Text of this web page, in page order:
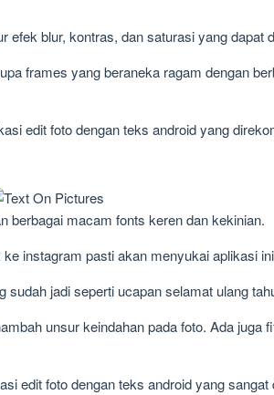
blur, kontras, dan saturasi yang dapat
frames yang beraneka ragam dengan
edit foto dengan teks android yang
berbagai macam fonts keren dan kekinian.
instagram pasti akan menyukai aplikasi
jadi seperti ucapan selamat ulang
unsur keindahan pada foto. Ada juga
edit foto dengan teks android yang